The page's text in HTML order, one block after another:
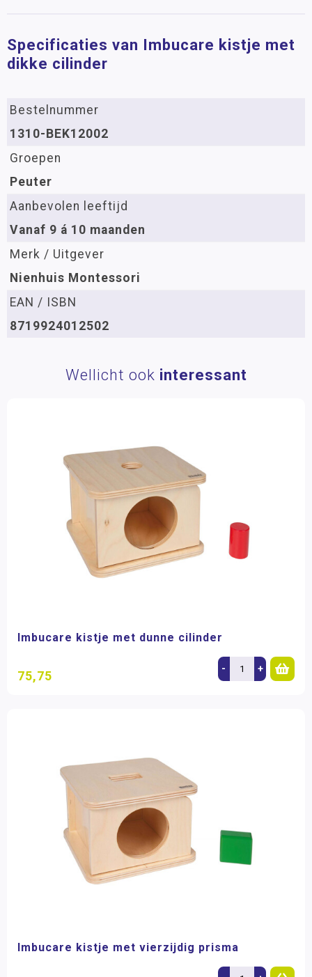
Specificaties van Imbucare kistje met
dikke cilinder
Bestelnummer
1310-BEK12002
Groepen
Peuter
Aanbevolen leeftijd
Vanaf 9 á 10 maanden
Merk / Uitgever
Nienhuis Montessori
EAN / ISBN
8719924012502
Wellicht ook interessant
Imbucare kistje met dunne cilinder
75,75 - +
Imbucare kistje met vierzijdig prisma